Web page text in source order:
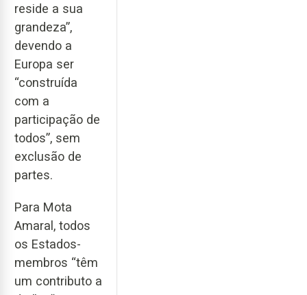
reside a sua
grandeza”,
devendo a
Europa ser
“construída
com a
participação de
todos”, sem
exclusão de
partes.
Para Mota
Amaral, todos
os Estados-
membros “têm
um contributo a